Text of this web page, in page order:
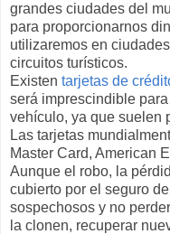
grandes ciudades del
para proporcionarnos
utilizaremos en
circuitos turísticos.
Existen tarjetas de
será imprescindible
vehículo, ya que suelen
Las tarjetas
Master Card, American
Aunque el robo, la
cubierto por el seguro
sospechosos y no
la clonen, recuperar